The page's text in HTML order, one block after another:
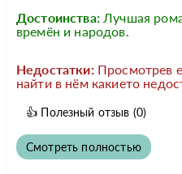
Достоинства: Лучшая
времён и народов.
Недостатки: Просмотрев
найти в нём какието
👍 Полезный отзыв (0)
Смотреть полностью